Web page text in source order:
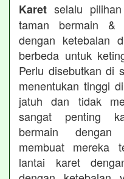
Karet selalu
taman bermain &
dengan ketebalan
berbeda untuk
Perlu disebutkan di
menentukan tinggi
jatuh dan tidak
sangat penting
bermain dengan
membuat mereka
lantai karet